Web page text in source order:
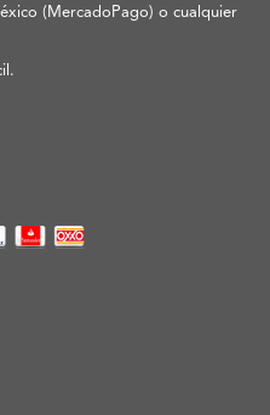
(MercadoPago) o cualquier